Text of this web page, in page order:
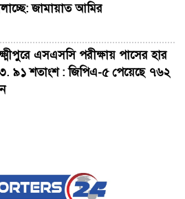
জামায়াত আমির
এসএসসি পরীক্ষায় পাসের হার
৯১ শতাংশ : জিপিএ-৫ পেয়েছে ৭৬২
পরীক্ষায় এবার ২২৬ মাদ্রাসার